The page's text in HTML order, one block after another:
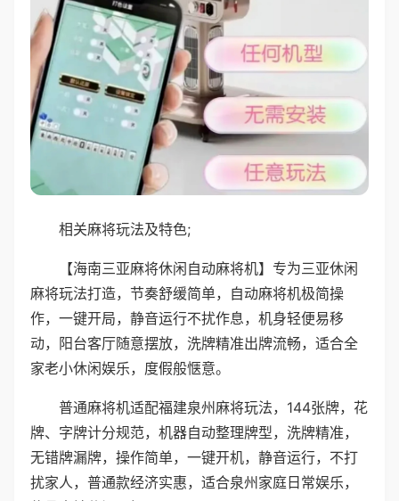
相关麻将玩法及特色;
【海南三亚麻将休闲自动麻将机】专为三亚休闲
麻将玩法打造，节奏舒缓简单，自动麻将机极简操
作，一键开局，静音运行不扰作息，机身轻便易移
动，阳台客厅随意摆放，洗牌精准出牌流畅，适合全
家老小休闲娱乐，度假般惬意。
普通麻将机适配福建泉州麻将玩法，144张牌，花
牌、字牌计分规范，机器自动整理牌型，洗牌精准，
无错牌漏牌，操作简单，一键开机，静音运行，不打
扰家人，普通款经济实惠，适合泉州家庭日常娱乐，